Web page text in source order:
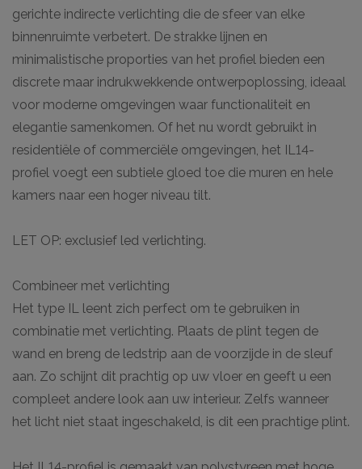
gerichte indirecte verlichting die de sfeer van elke
binnenruimte verbetert. De strakke lijnen en
minimalistische proporties van het profiel bieden een
discrete maar indrukwekkende ontwerpoplossing, ideaal
voor moderne omgevingen waar functionaliteit en
elegantie samenkomen. Of het nu wordt gebruikt in
residentiële of commerciële omgevingen, het IL14-
profiel voegt een subtiele gloed toe die muren en hele
kamers naar een hoger niveau tilt.
LET OP: exclusief led verlichting.
Combineer met verlichting
Het type IL leent zich perfect om te gebruiken in
combinatie met verlichting. Plaats de plint tegen de
wand en breng de ledstrip aan de voorzijde in de sleuf
aan. Zo schijnt dit prachtig op uw vloer en geeft u een
compleet andere look aan uw interieur. Zelfs wanneer
het licht niet staat ingeschakeld, is dit een prachtige plint.